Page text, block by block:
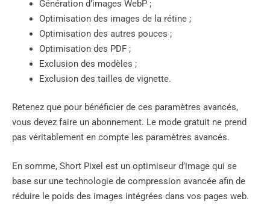
Génération d’images WebP ;
Optimisation des images de la rétine ;
Optimisation des autres pouces ;
Optimisation des PDF ;
Exclusion des modèles ;
Exclusion des tailles de vignette.
Retenez que pour bénéficier de ces paramètres avancés,
vous devez faire un abonnement. Le mode gratuit ne prend
pas véritablement en compte les paramètres avancés.
En somme, Short Pixel est un optimiseur d’image qui se
base sur une technologie de compression avancée afin de
réduire le poids des images intégrées dans vos pages web.